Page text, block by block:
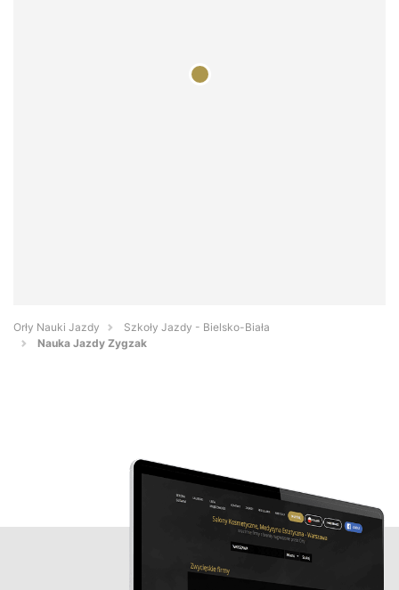
Orły Nauki Jazdy
Szkoły Jazdy - Bielsko-Biała
Nauka Jazdy Zygzak